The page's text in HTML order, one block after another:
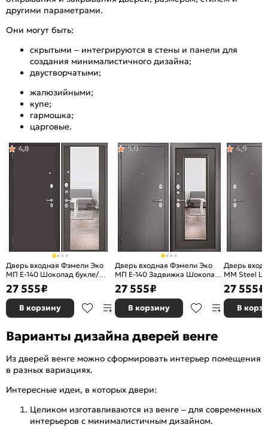
другими параметрами.
Они могут быть:
скрытыми – интегрируются в стены и панели для
создания минималистичного дизайна;
двустворчатыми;
жалюзийными;
купе;
гармошка;
царговые.
Дверь входная Фэмели Эко
МП E-140 Шоколад букле/
Шоколад ларче, с зеркалом, 2
замка
4,8
27 555₽
В корзину
Дверь входная Фэмели Эко
МП E-140 Задвижка Шоколад
букле/Шоколад ларче, с
зеркалом, 2 замка, с ночной
задвижкой
5,0
27 555₽
В корзину
Дверь
ММ Steel
Шоколад
4,9
27 555₽
В
Варианты дизайна дверей венге
Из дверей венге можно сформировать интерьер помещения
в разных вариациях.
Интересные идеи, в которых двери:
Целиком изготавливаются из венге – для современных
интерьеров с минималистичным дизайном.